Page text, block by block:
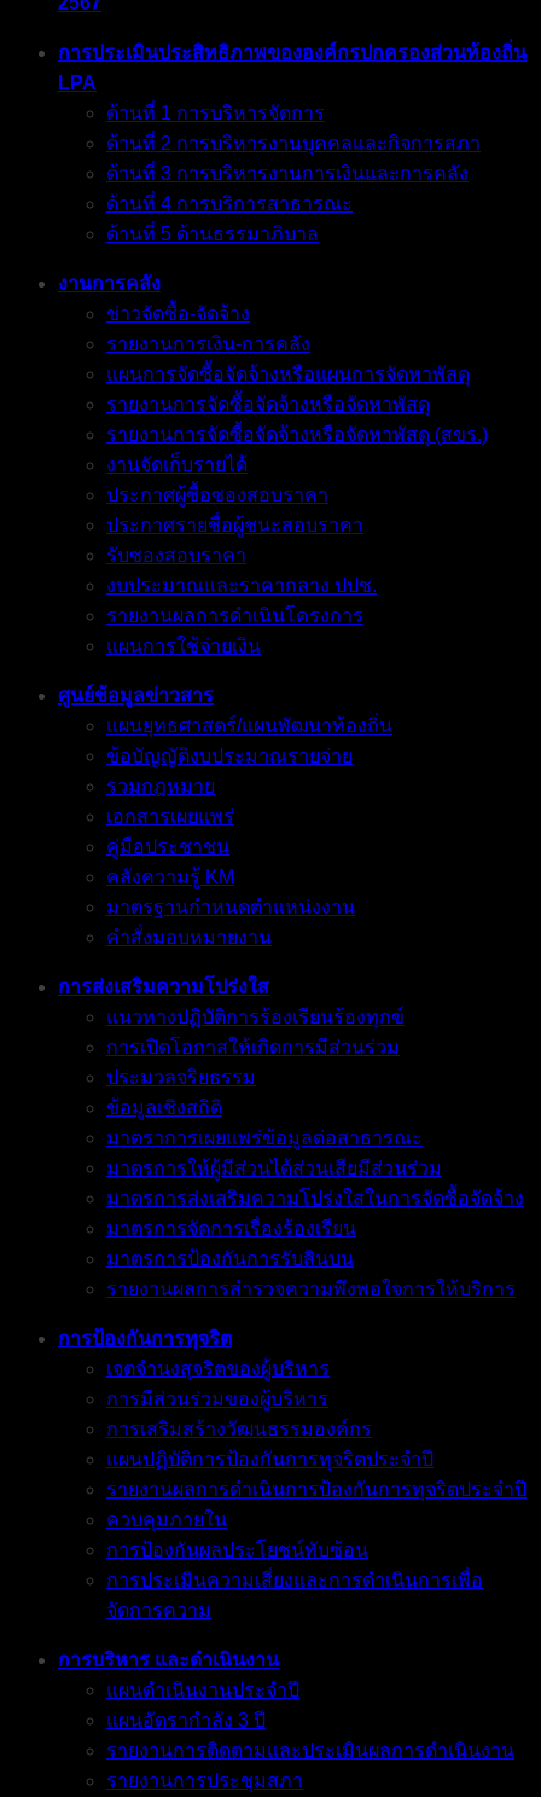
การประเมินประสิทธิภาพขององค์กรปกครองส่วนท้องถิ่น
LPA
ด้านที่ 1 การบริหารจัดการ
ด้านที่ 2 การบริหารงานบุคคลและกิจการสภา
ด้านที่ 3 การบริหารงานการเงินและการคลัง
ด้านที่ 4 การบริการสาธารณะ
ด้านที่ 5 ด้านธรรมาภิบาล
งานการคลัง
ข่าวจัดซื้อ-จัดจ้าง
รายงานการเงิน-การคลัง
แผนการจัดซื้อจัดจ้างหรือแผนการจัดหาพัสดุ
รายงานการจัดซื้อจัดจ้างหรือจัดหาพัสดุ
รายงานการจัดซื้อจัดจ้างหรือจัดหาพัสดุ (สขร.)
งานจัดเก็บรายได้
ประกาศผู้ซื้อซองสอบราคา
ประกาศรายชื่อผู้ชนะสอบราคา
รับซองสอบราคา
งบประมาณและราคากลาง ปปช.
รายงานผลการดำเนินโครงการ
แผนการใช้จ่ายเงิน
ศูนย์ข้อมูลข่าวสาร
แผนยุทธศาสตร์/แผนพัฒนาท้องถิ่น
ข้อบัญญัติงบประมาณรายจ่าย
รวมกฎหมาย
เอกสารเผยแพร่
คู่มือประชาชน
คลังความรู้ KM
มาตรฐานกำหนดตำแหน่งงาน
คำสั่งมอบหมายงาน
การส่งเสริมความโปร่งใส
แนวทางปฏิบัติการร้องเรียนร้องทุกข์
การเปิดโอกาสให้เกิดการมีส่วนร่วม
ประมวลจริยธรรม
ข้อมูลเชิงสถิติ
มาตราการเผยแพร่ข้อมูลต่อสาธารณะ
มาตรการให้ผู้มีส่วนได้ส่วนเสียมีส่วนร่วม
มาตรการส่งเสริมความโปร่งใสในการจัดซื้อจัดจ้าง
มาตรการจัดการเรื่องร้องเรียน
มาตรการป้องกันการรับสินบน
รายงานผลการสำรวจความพึงพอใจการให้บริการ
การป้องกันการทุจริต
เจตจำนงสุจริตของผู้บริหาร
การมีส่วนร่วมของผู้บริหาร
การเสริมสร้างวัฒนธรรมองค์กร
แผนปฏิบัติการป้องกันการทุจริตประจำปี
รายงานผลการดำเนินการป้องกันการทุจริตประจำปี
ควบคุมภายใน
การป้องกันผลประโยชน์ทับซ้อน
การประเมินความเสี่ยงและการดำเนินการเพื่อ
จัดการความ
การบริหาร และดำเนินงาน
แผนดำเนินงานประจำปี
แผนอัตรากำลัง 3 ปี
รายงานการติดตามและประเมินผลการดำเนินงาน
รายงานการประชุมสภา